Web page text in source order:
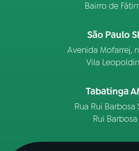
Bairro de
São Paulo
Avenida Mofarrej,
Vila
Tabatinga
Rua Rui Barbosa
Rui Barbosa